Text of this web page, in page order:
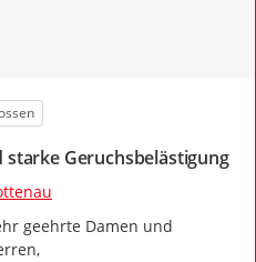
Geruchsbelästigung
geehrte Damen und